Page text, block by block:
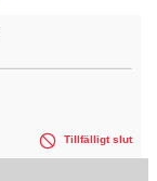
Tillfälligt slut